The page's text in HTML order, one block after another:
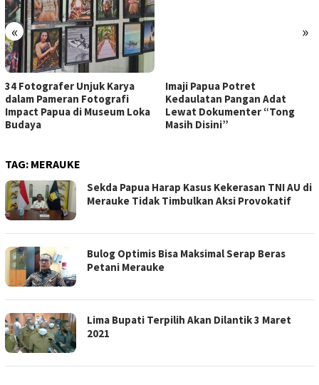
« »
34 Fotografer Unjuk Karya
dalam Pameran Fotografi
Impact Papua di Museum Loka
Budaya
Imaji Papua Potret
Kedaulatan Pangan Adat
Lewat Dokumenter “Tong
Masih Disini”
TAG: MERAUKE
Sekda Papua Harap Kasus Kekerasan TNI AU di
Merauke Tidak Timbulkan Aksi Provokatif
Bulog Optimis Bisa Maksimal Serap Beras
Petani Merauke
Lima Bupati Terpilih Akan Dilantik 3 Maret
2021